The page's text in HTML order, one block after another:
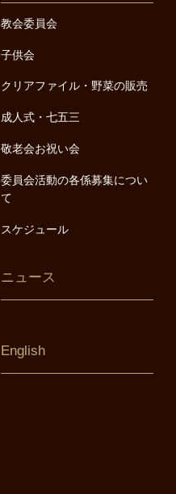
教会委員会
子供会
クリアファイル・野菜の販売
成人式・七五三
敬老会お祝い会
委員会活動の各係募集につい
て
スケジュール
ニュース
English